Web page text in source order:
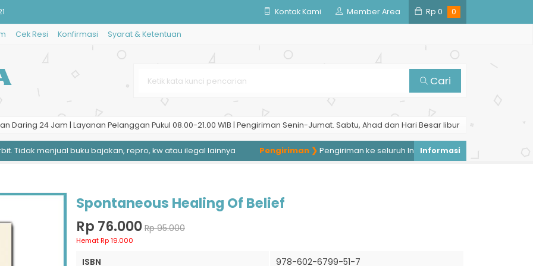
Indonesia
yang Dihilangkan
Kontak Kami Member Area Rp 0 0
Cek Resi Konfirmasi Syarat & Ketentuan
Cari
Daring 24 Jam | Layanan Pelanggan Pukul 08.00-21.00 WIB | Pengiriman Senin-Jumat. Sabtu, Ahad dan Hari Besar libur
menjual buku bajakan, repro, kw atau ilegal lainnya Pengiriman ❯Pengiriman ke seluruh Indonesia, pengiriman ke luar
Spontaneous Healing Of Belief
Rp 76.000 Rp 95.000
Hemat Rp 19.000
ISBN
978-602-6799-51-7